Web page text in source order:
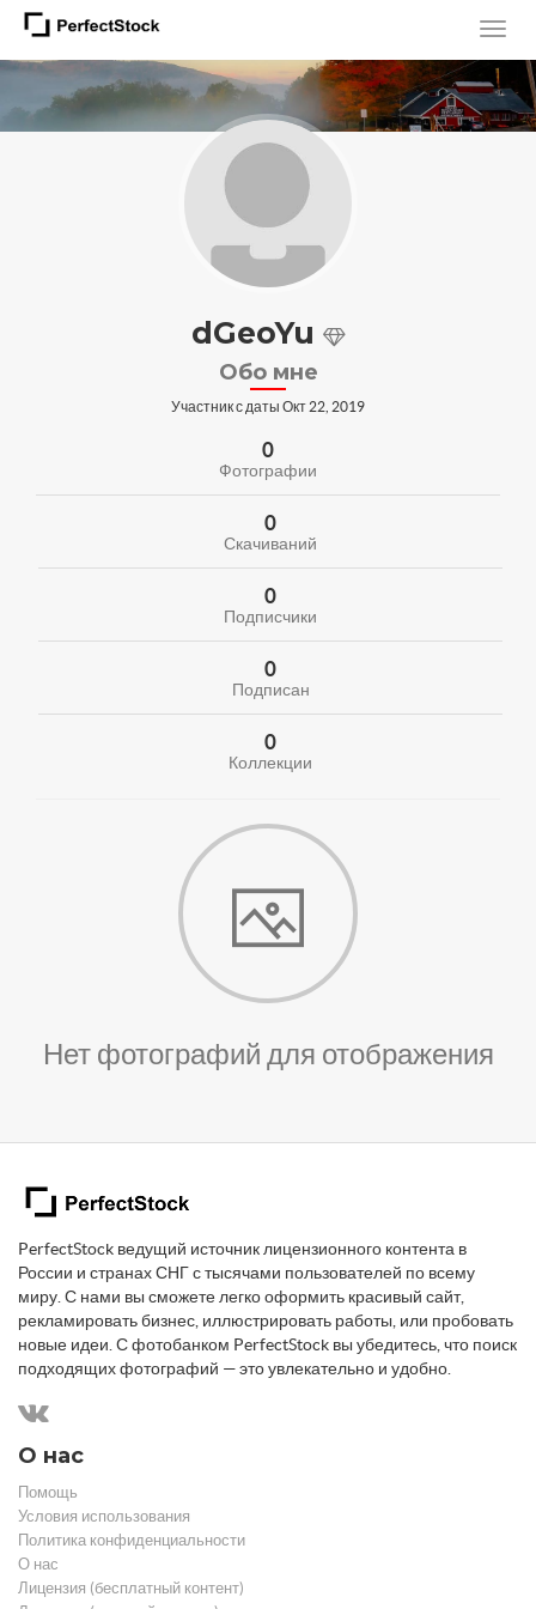
dGeoYu
Обо мне
Участник с даты Окт 22, 2019
0
Фотографии
0
Скачиваний
0
Подписчики
0
Подписан
0
Коллекции
Нет фотографий для отображения
PerfectStock ведущий источник лицензионного контента в
России и странах СНГ с тысячами пользователей по всему
миру. С нами вы сможете легко оформить красивый сайт,
рекламировать бизнес, иллюстрировать работы, или пробовать
новые идеи. С фотобанком PerfectStock вы убедитесь, что поиск
подходящих фотографий — это увлекательно и удобно.
О нас
Помощь
Условия использования
Политика конфиденциальности
О нас
Лицензия (бесплатный контент)